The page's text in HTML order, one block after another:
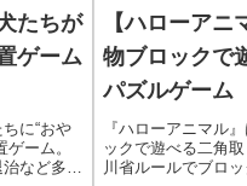
たちが
ゲーム
に“おや
ーム。
など多彩
【ハローア
物ブロックで
パズルゲーム
『ハローアニマル
ックで遊べる二角
川省ルールでブロ